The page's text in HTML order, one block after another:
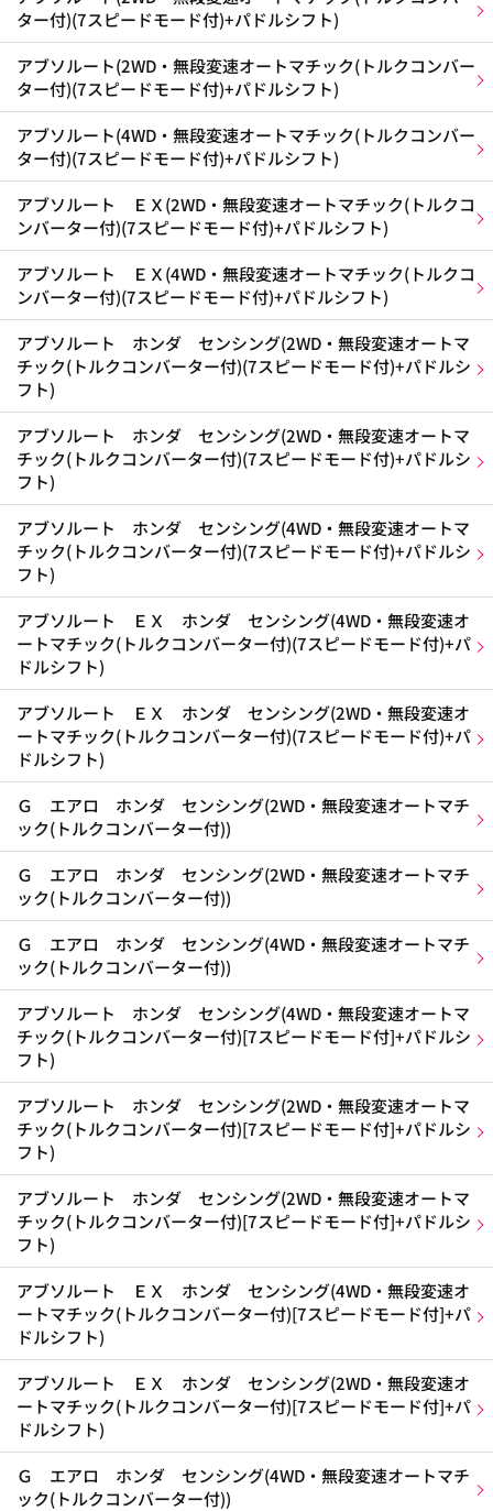
ター付)(7スピードモード付)+パドルシフト)
アブソルート(2WD・無段変速オートマチック(トルクコンバー
ター付)(7スピードモード付)+パドルシフト)
アブソルート(4WD・無段変速オートマチック(トルクコンバー
ター付)(7スピードモード付)+パドルシフト)
アブソルート ＥＸ(2WD・無段変速オートマチック(トルクコ
ンバーター付)(7スピードモード付)+パドルシフト)
アブソルート ＥＸ(4WD・無段変速オートマチック(トルクコ
ンバーター付)(7スピードモード付)+パドルシフト)
アブソルート ホンダ センシング(2WD・無段変速オートマ
チック(トルクコンバーター付)(7スピードモード付)+パドルシ
フト)
アブソルート ホンダ センシング(2WD・無段変速オートマ
チック(トルクコンバーター付)(7スピードモード付)+パドルシ
フト)
アブソルート ホンダ センシング(4WD・無段変速オートマ
チック(トルクコンバーター付)(7スピードモード付)+パドルシ
フト)
アブソルート ＥＸ ホンダ センシング(4WD・無段変速オ
ートマチック(トルクコンバーター付)(7スピードモード付)+パ
ドルシフト)
アブソルート ＥＸ ホンダ センシング(2WD・無段変速オ
ートマチック(トルクコンバーター付)(7スピードモード付)+パ
ドルシフト)
Ｇ エアロ ホンダ センシング(2WD・無段変速オートマチ
ック(トルクコンバーター付))
Ｇ エアロ ホンダ センシング(2WD・無段変速オートマチ
ック(トルクコンバーター付))
Ｇ エアロ ホンダ センシング(4WD・無段変速オートマチ
ック(トルクコンバーター付))
アブソルート ホンダ センシング(4WD・無段変速オートマ
チック(トルクコンバーター付)[7スピードモード付]+パドルシ
フト)
アブソルート ホンダ センシング(2WD・無段変速オートマ
チック(トルクコンバーター付)[7スピードモード付]+パドルシ
フト)
アブソルート ホンダ センシング(2WD・無段変速オートマ
チック(トルクコンバーター付)[7スピードモード付]+パドルシ
フト)
アブソルート ＥＸ ホンダ センシング(4WD・無段変速オ
ートマチック(トルクコンバーター付)[7スピードモード付]+パ
ドルシフト)
アブソルート ＥＸ ホンダ センシング(2WD・無段変速オ
ートマチック(トルクコンバーター付)[7スピードモード付]+パ
ドルシフト)
Ｇ エアロ ホンダ センシング(4WD・無段変速オートマチ
ック(トルクコンバーター付))